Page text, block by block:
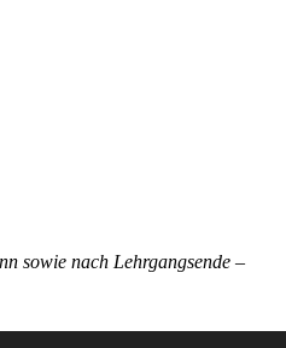
sowie nach Lehrgangsende –